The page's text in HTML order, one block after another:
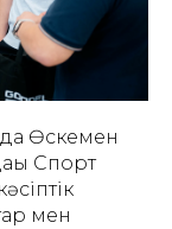
Өскемен
Спорт
мен